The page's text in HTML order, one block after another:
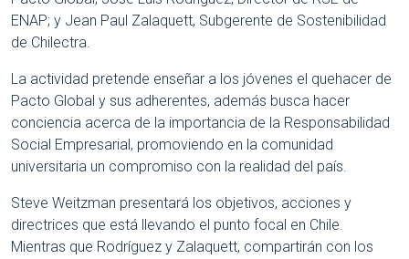
ENAP; y Jean Paul Zalaquett, Subgerente de Sostenibilidad
de Chilectra.
La actividad pretende enseñar a los jóvenes el quehacer de
Pacto Global y sus adherentes, además busca hacer
conciencia acerca de la importancia de la Responsabilidad
Social Empresarial, promoviendo en la comunidad
universitaria un compromiso con la realidad del país.
Steve Weitzman presentará los objetivos, acciones y
directrices que está llevando el punto focal en Chile.
Mientras que Rodríguez y Zalaquett, compartirán con los